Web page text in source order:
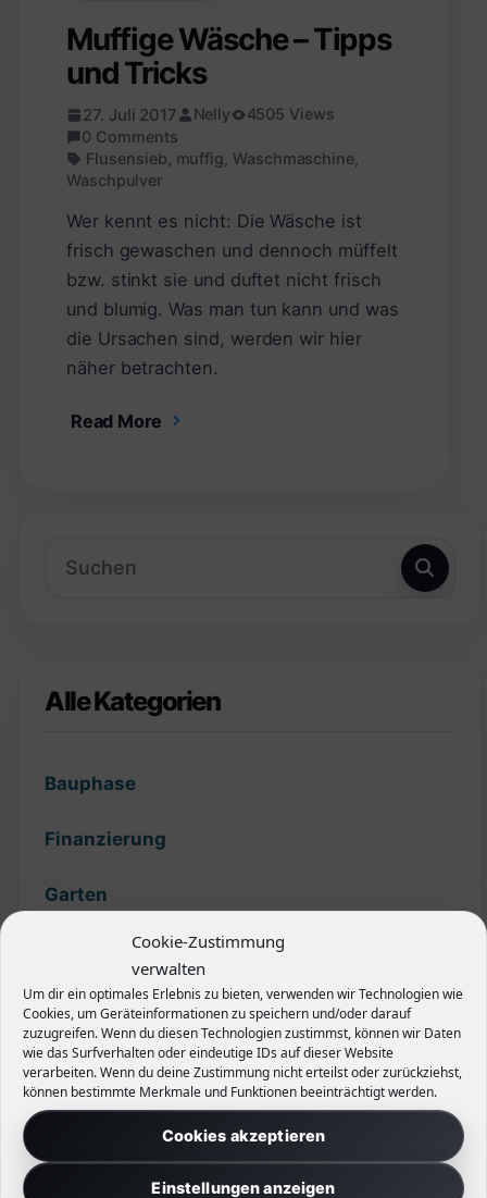
Cookie-Zustimmung
verwalten
Um dir ein optimales Erlebnis zu bieten, verwenden wir Technologien wie
Cookies, um Geräteinformationen zu speichern und/oder darauf
zuzugreifen. Wenn du diesen Technologien zustimmst, können wir Daten
wie das Surfverhalten oder eindeutige IDs auf dieser Website
verarbeiten. Wenn du deine Zustimmung nicht erteilst oder zurückziehst,
können bestimmte Merkmale und Funktionen beeinträchtigt werden.
Cookies akzeptieren
Einstellungen anzeigen
Muffige Wäsche – Tipps
und Tricks
27. Juli 2017 Nelly
4505 Views
0 Comments
Flusensieb muffig Waschmaschine
Waschpulver
Wer kennt es nicht: Die Wäsche ist
frisch gewaschen und dennoch müffelt
bzw. stinkt sie und duftet nicht frisch
und blumig. Was man tun kann und was
die Ursachen sind, werden wir hier
näher betrachten.
Read More
Alle Kategorien
Bauphase
Finanzierung
Garten
Grundstück
Hecken
Planung
Slider
Sonstiges